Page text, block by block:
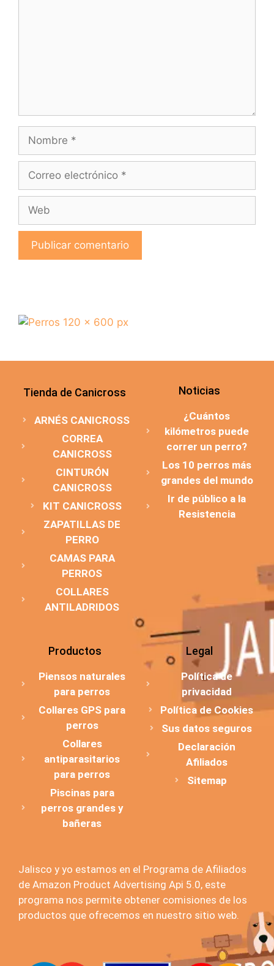
Tienda de Canicross
ARNÉS CANICROSS
CORREA
CANICROSS
CINTURÓN
CANICROSS
KIT CANICROSS
ZAPATILLAS DE
PERRO
CAMAS PARA
PERROS
COLLARES
ANTILADRIDOS
Noticias
¿Cuántos
kilómetros puede
correr un perro?
Los 10 perros más
grandes del mundo
Ir de público a la
Resistencia
Productos
Piensos naturales
para perros
Collares GPS para
perros
Collares
antiparasitarios
para perros
Piscinas para
perros grandes y
bañeras
Legal
Política de
privacidad
Política de Cookies
Sus datos seguros
Declaración
Afiliados
Sitemap
Jalisco y yo estamos en el Programa de Afiliados
de Amazon Product Advertising Api 5.0, este
programa nos permite obtener comisiones de los
productos que ofrecemos en nuestro sitio web.